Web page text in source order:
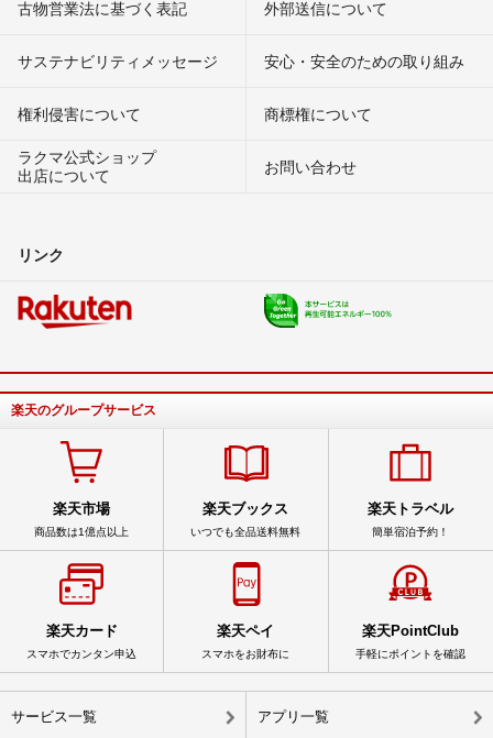
古物営業法に基づく表記 外部送信について
サステナビリティメッセージ 安心・安全のための取り組み
権利侵害について
商標権について
ラクマ公式ショップ
出店について
お問い合わせ
リンク
楽天のグループサービス
楽天市場
商品数は1億点以上
楽天ブックス
いつでも全品送料無料
楽天トラベル
簡単宿泊予約！
楽天カード
スマホでカンタン申込
楽天ペイ
スマホをお財布に
楽天PointClub
手軽にポイントを確認
サービス一覧 アプリ一覧